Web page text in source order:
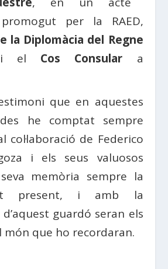
per la RAED,
la Diplomàcia del Regne
el Cos Consular a
que en aquestes
he comptat sempre
col·laboració de Federico
i els seus valuosos
memòria sempre la
present, i amb la
guardó seran els
món que ho recordaran.